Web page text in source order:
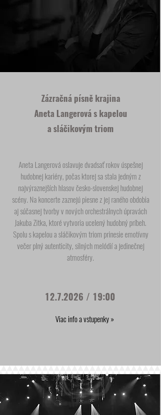
Zázračná písně krajina
Aneta Langerová s kapelou
a sláčikovým triom
Aneta Langerová oslavuje dvadsať rokov úspešnej
hudobnej kariéry, počas ktorej sa stala jedným z
najvýraznejších hlasov česko-slovenskej hudobnej
scény. Na koncerte zaznejú piesne z jej raného obdobia
aj súčasnej tvorby v nových orchestrálnych úpravách
Jakuba Zitka, ktoré vytvoria ucelený hudobný príbeh.
Spolu s kapelou a sláčikovým triom prinesie emotívny
večer plný autenticity, silných melódií a jedinečnej
atmosféry.
12.7.2026 / 19:00
Viac info a vstupenky »